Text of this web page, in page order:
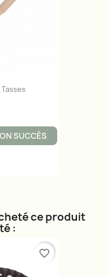
SUCCÈS
ce produit
:
favorite_border